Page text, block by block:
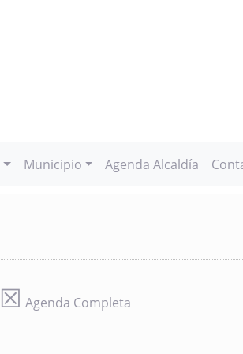
Municipio Agenda Alcaldía
☒ Agenda Completa